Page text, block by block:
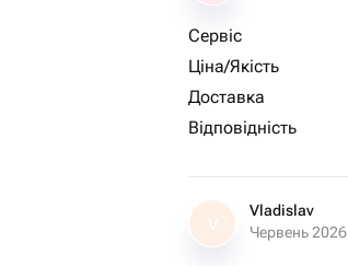
Сервіс
Ціна/Якість
Доставка
Відповідність
V
Vladislav
Червень 2026